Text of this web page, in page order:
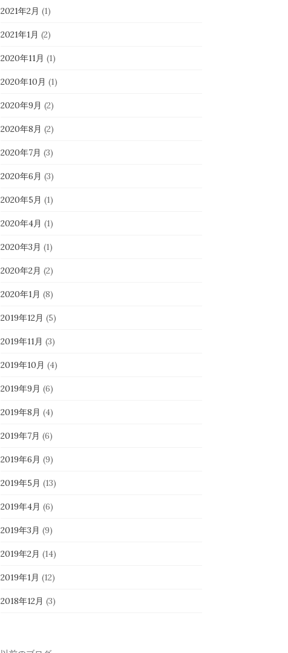
2021年2月 (1)
2021年1月 (2)
2020年11月 (1)
2020年10月 (1)
2020年9月 (2)
2020年8月 (2)
2020年7月 (3)
2020年6月 (3)
2020年5月 (1)
2020年4月 (1)
2020年3月 (1)
2020年2月 (2)
2020年1月 (8)
2019年12月 (5)
2019年11月 (3)
2019年10月 (4)
2019年9月 (6)
2019年8月 (4)
2019年7月 (6)
2019年6月 (9)
2019年5月 (13)
2019年4月 (6)
2019年3月 (9)
2019年2月 (14)
2019年1月 (12)
2018年12月 (3)